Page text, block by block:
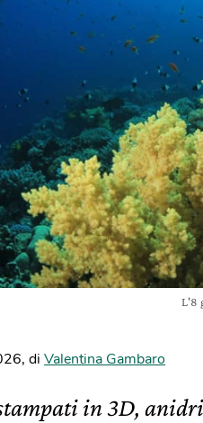
L'8
, di Valentina Gambaro
in 3D,